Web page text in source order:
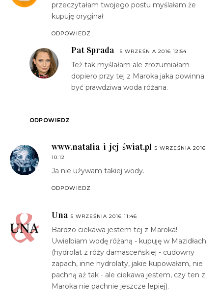
przeczytałam twojego postu myślałam że
kupuję oryginał
ODPOWIEDZ
Pat Sprada 5 WRZEŚNIA 2016 12:54
Też tak myślałam ale zrozumiałam
dopiero przy tej z Maroka jaka powinna
być prawdziwa woda różana.
ODPOWIEDZ
www.natalia-i-jej-świat.pl 5 WRZEŚNIA 2016
10:12
Ja nie używam takiej wody.
ODPOWIEDZ
Una 5 WRZEŚNIA 2016 11:46
Bardzo ciekawa jestem tej z Maroka!
Uwielbiam wodę różaną - kupuję w Mazidłach
(hydrolat z róży damasceńskiej - cudowny
zapach, inne hydrolaty, jakie kupowałam, nie
pachną aż tak - ale ciekawa jestem, czy ten z
Maroka nie pachnie jeszcze lepiej).